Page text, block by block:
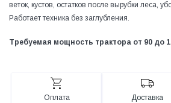
веток, кустов, остатков после вырубки леса,
Работает техника без заглубления.
Требуемая мощность трактора от 90 до
Оплата Доставка